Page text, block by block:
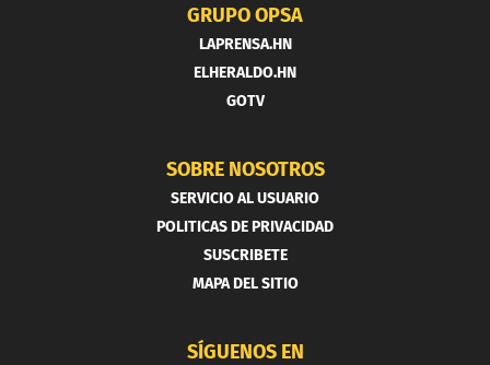
GRUPO OPSA
LAPRENSA.HN
ELHERALDO.HN
GOTV
SOBRE NOSOTROS
SERVICIO AL USUARIO
POLITICAS DE PRIVACIDAD
SUSCRIBETE
MAPA DEL SITIO
SÍGUENOS EN